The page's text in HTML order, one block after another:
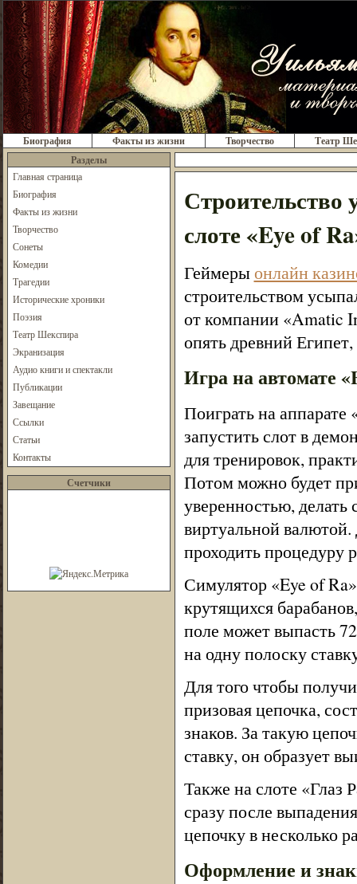
Биография Факты из жизни Творчество
Театр
Разделы
Главная страница
Биография
Факты из жизни
Творчество
Сонеты
Комедии
Трагедии
Исторические хроники
Поэзия
Театр Шекспира
Экранизация
Аудио книги и спектакли
Публикации
Завещание
Ссылки
Статьи
Контакты
Счетчики
Строительство
слоте «Eye of
Геймеры онлайн
строительством
от компании «Amatic
опять древний
Игра на автомате
Поиграть на аппарате
запустить слот в
для тренировок,
Потом можно будет
уверенностью, делать
виртуальной
проходить процедуру
Симулятор «Eye of
крутящихся
поле может выпасть
на одну полоску
Для того чтобы
призовая цепочка,
знаков. За такую
ставку, он образует
Также на слоте «Глаз
сразу после
цепочку в несколько
Оформление и